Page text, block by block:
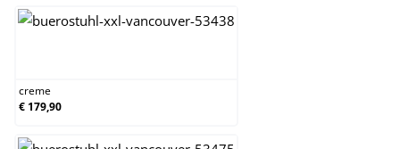
creme
€ 179,90